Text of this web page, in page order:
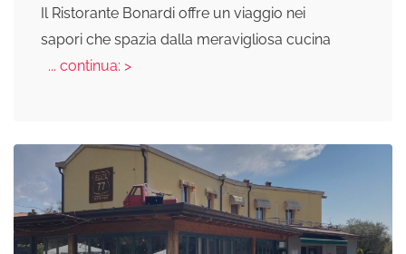
Il Ristorante Bonardi offre un viaggio nei
sapori che spazia dalla meravigliosa cucina
... continua: >